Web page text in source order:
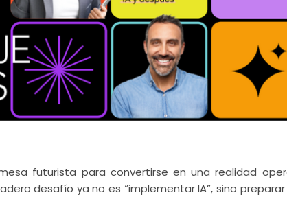
futurista para convertirse en una realidad
desafío ya no es “implementar IA”, sino